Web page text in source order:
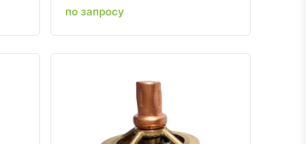
по запросу